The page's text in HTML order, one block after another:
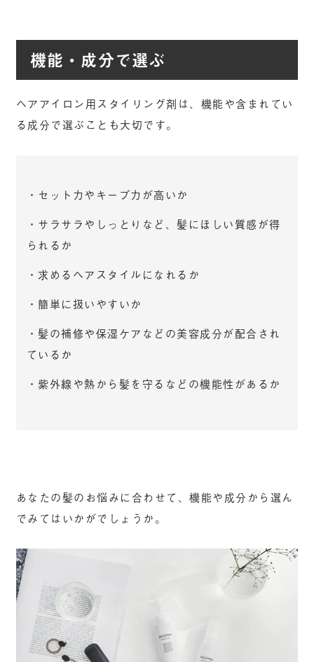
機能・成分で選ぶ
ヘアアイロン用スタイリング剤は、機能や含まれてい
る成分で選ぶことも大切です。
・セット力やキープ力が高いか
・サラサラやしっとりなど、髪にほしい質感が得
られるか
・求めるヘアスタイルになれるか
・簡単に扱いやすいか
・髪の補修や保湿ケアなどの美容成分が配合され
ているか
・紫外線や熱から髪を守るなどの機能性があるか
あなたの髪のお悩みに合わせて、機能や成分から選ん
でみてはいかがでしょうか。